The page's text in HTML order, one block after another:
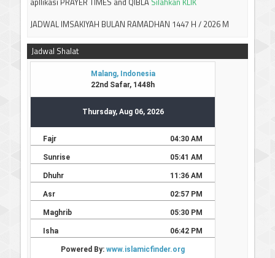
JADWAL IMSAKIYAH BULAN RAMADHAN 1447 H / 2026 M
JAWA TIMURSilahkan bisa didownload
-----------------------------Terima kasih
Jadwal Shalat